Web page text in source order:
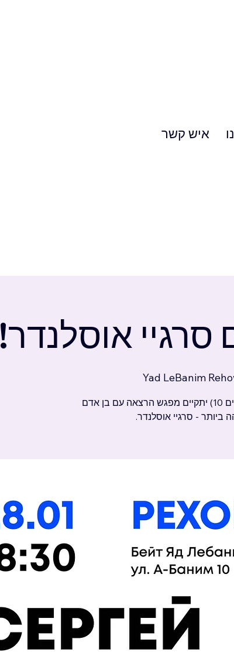
איש קשר
אוסלנדר!
Yad LeBanim
ב-28 בינואר בבית “יד לבנים” ( רח’ הבנים 10) יתקיים מפגש הרצאה עם בן אדם
ביותר - סרגיי אוסלנדר.